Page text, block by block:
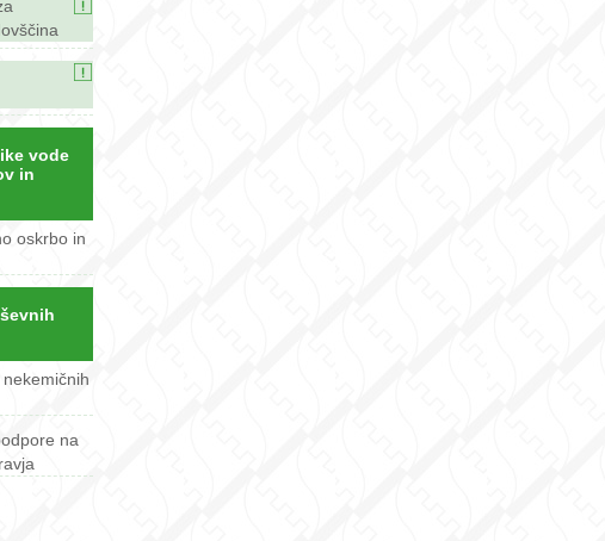
vode
in
oskrbo in
na